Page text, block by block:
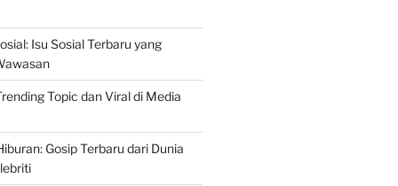
Isu Sosial Terbaru yang
Topic dan Viral di Media
Gosip Terbaru dari Dunia